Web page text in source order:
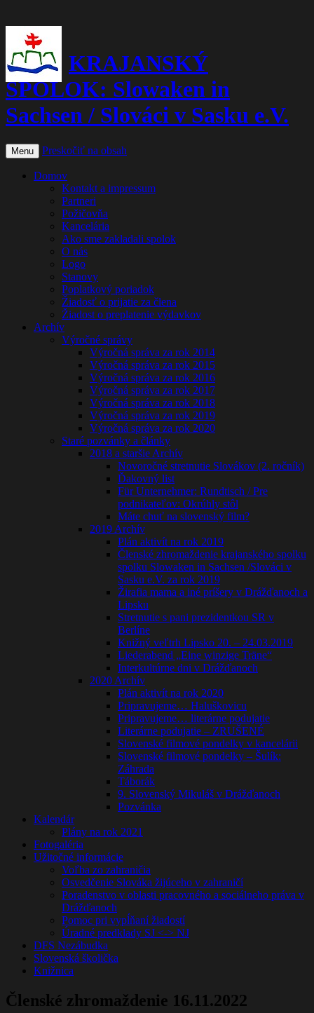
KRAJANSKÝ
SPOLOK: Slowaken in
Sachsen / Slováci v Sasku e.V.
Menu Preskočiť na obsah
Domov
Kontakt a impressum
Partneri
Požičovňa
Kancelária
Ako sme zakladali spolok
O nás
Logo
Stanovy
Poplatkový poriadok
Žiadosť o prijatie za člena
Žiadost o preplatenie výdavkov
Archív
Výročné správy
Výročná správa za rok 2014
Výročná správa za rok 2015
Výročná správa za rok 2016
Výročná správa za rok 2017
Výročná správa za rok 2018
Výročná správa za rok 2019
Výročná správa za rok 2020
Staré pozvánky a články
2018 a staršie Archív
Novoročné stretnutie Slovákov (2. ročník)
Ďakovný list
Für Unternehmer: Rundtisch / Pre
podnikateľov: Okrúhly stôl
Máte chuť na slovenský film?
2019 Archív
Plán aktivít na rok 2019
Členské zhromaždenie krajanského spolku
spolku Slowaken in Sachsen /Slováci v
Sasku e.V. za rok 2019
Žirafia mama a iné príšery v Drážďanoch a
Lipsku
Stretnutie s pani prezidentkou SR v
Berlíne
Knižný veľtrh Lipsko 20. – 24.03.2019
Liederabend „Eine winzige Träne“
Interkultúrne dni v Drážďanoch
2020 Archív
Plán aktivít na rok 2020
Pripravujeme… Haluškovicu
Pripravujeme… literárne podujatie
Literárne podujatie – ZRUŠENÉ
Slovenské filmové pondelky v kancelárii
Slovenské filmové pondelky – Šulík:
Záhrada
Táborák
9. Slovenský Mikuláš v Drážďanoch
Pozvánka
Kalendár
Plány na rok 2021
Fotogaléria
Užitočné informácie
Voľba zo zahraničia
Osvedčenie Slováka žijúceho v zahraničí
Poradenstvo v oblasti pracovného a sociálneho práva v
Drážďanoch
Pomoc pri vypĺňaní žiadostí
Úradné predklady SJ <-> NJ
DFS Nezábudka
Slovenská školička
Knižnica
Členské zhromaždenie 16.11.2022